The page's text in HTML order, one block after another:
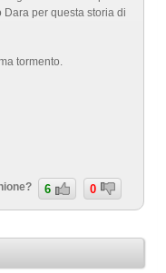
Dara per questa storia di
tormento.
6 0